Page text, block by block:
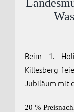
Beim 1.
Killesberg
Jubiläum mit
20 %